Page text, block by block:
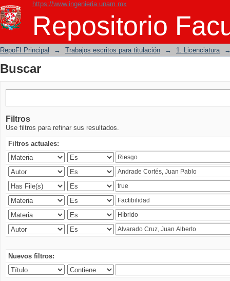
https://www.ingenieria.unam.mx
Repositorio
Buscar
RepoFI Principal → Trabajos escritos para titulación → 1. Licenciatura
Buscar
Filtros
Use filtros para refinar sus resultados.
Filtros actuales:
Nuevos filtros: